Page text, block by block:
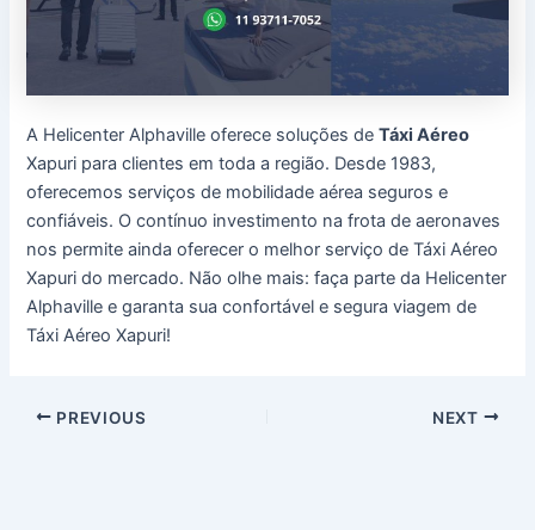
A Helicenter Alphaville oferece soluções deTáxi Aéreo
Xapuri para clientes em toda a região. Desde 1983,
oferecemos serviços de mobilidade aérea seguros e
confiáveis. O contínuo investimento na frota de aeronaves
nos permite ainda oferecer o melhor serviço de Táxi Aéreo
Xapuri do mercado. Não olhe mais: faça parte da Helicenter
Alphaville e garanta sua confortável e segura viagem de
Táxi Aéreo Xapuri!
Post
PREVIOUS NEXT